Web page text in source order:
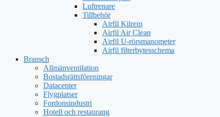
Luftrenare
Tillbehör
Airfil Kilrem
Airfil Air Clean
Airfil U-rörsmanometer
Airfil filterbytesschema
Bransch
Allmänventilation
Bostadsrättsföreningar
Datacenter
Flygplatser
Fordonsindustri
Hotell och restaurang